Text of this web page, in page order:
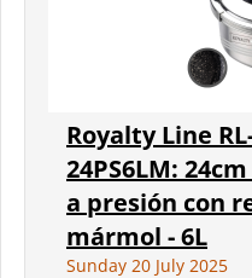
Royalty Line
24PS6LM:
a presión con
mármol - 6L
Sunday 20 July 2025